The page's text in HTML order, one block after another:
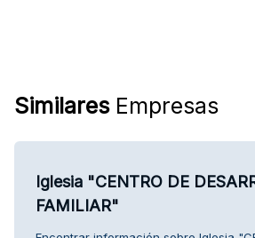
SimilaresEmpresas
Iglesia "CENTRO DE
FAMILIAR"